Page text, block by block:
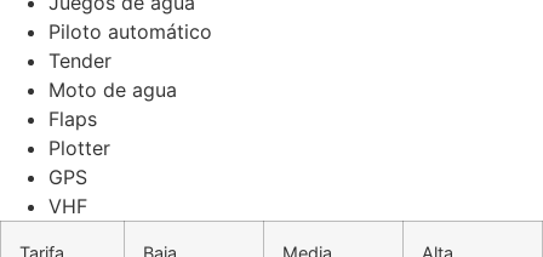
Piloto automático
Tender
Moto de agua
Flaps
Plotter
GPS
VHF